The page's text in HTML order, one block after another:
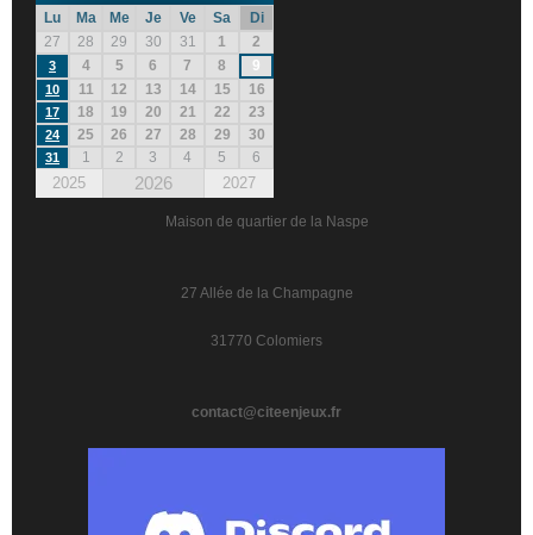
Lu Ma Me Je Ve Sa
Di
27
28 29 30 31 1 2
3 4 5 6 7 8 9
10 11 12 13 14 15 16
17 18 19 20 21 22 23
24 25 26 27 28 29 30
31 1 2 3 4 5 6
2025 2026 2027
Maison de quartier de la Naspe
27 Allée de la Champagne
31770 Colomiers
contact@citeenjeux.fr